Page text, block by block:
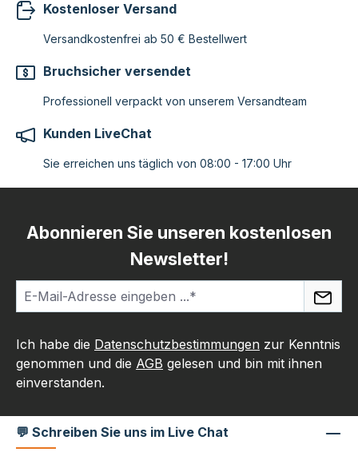
Kostenloser Versand
Versandkostenfrei ab 50 € Bestellwert
Bruchsicher versendet
Professionell verpackt von unserem Versandteam
Kunden LiveChat
Sie erreichen uns täglich von 08:00 - 17:00 Uhr
Abonnieren Sie unseren kostenlosen
Newsletter!
Ich habe die Datenschutzbestimmungen zur Kenntnis
genommen und die AGB gelesen und bin mit ihnen
einverstanden.
💬 Schreiben Sie uns im Live Chat